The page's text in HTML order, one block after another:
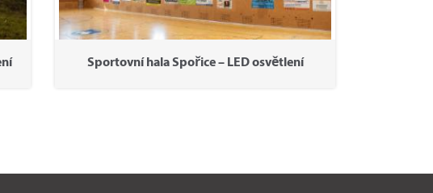
Sportovní hala Spořice – LED osvětlení